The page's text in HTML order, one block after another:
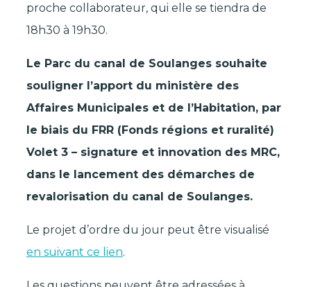
proche collaborateur, qui elle se tiendra de
18h30 à 19h30.
Le Parc du canal de Soulanges souhaite
souligner l’apport du ministère des
Affaires Municipales et de l’Habitation, par
le biais du FRR (Fonds régions et ruralité)
Volet 3 – signature et innovation des MRC,
dans le lancement des démarches de
revalorisation du canal de Soulanges.
Le projet d’ordre du jour peut être visualisé
en suivant ce lien.